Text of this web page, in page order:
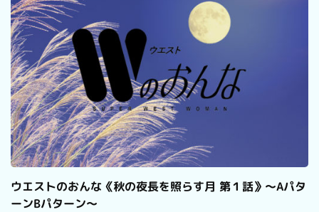
ウエストのおんな《秋の夜長を照らす月 第１話》～Aパタ
ーンBパターン～